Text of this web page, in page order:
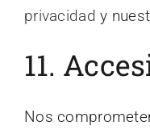
privacidad y
11.
Nos